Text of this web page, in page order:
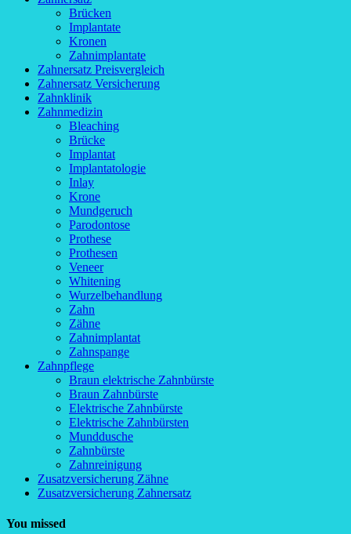
Brücken
Implantate
Kronen
Zahnimplantate
Zahnersatz Preisvergleich
Zahnersatz Versicherung
Zahnklinik
Zahnmedizin
Bleaching
Brücke
Implantat
Implantatologie
Inlay
Krone
Mundgeruch
Parodontose
Prothese
Prothesen
Veneer
Whitening
Wurzelbehandlung
Zahn
Zähne
Zahnimplantat
Zahnspange
Zahnpflege
Braun elektrische Zahnbürste
Braun Zahnbürste
Elektrische Zahnbürste
Elektrische Zahnbürsten
Munddusche
Zahnbürste
Zahnreinigung
Zusatzversicherung Zähne
Zusatzversicherung Zahnersatz
You missed